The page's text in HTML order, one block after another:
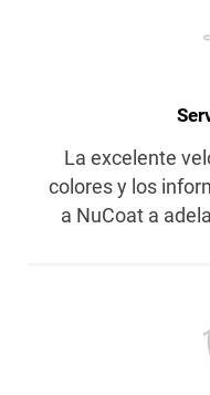
La excelente
colores y los
a NuCoat a